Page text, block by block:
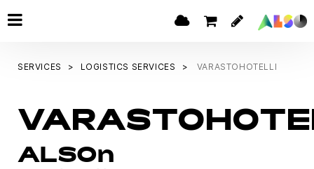
SERVICES LOGISTICS SERVICES VARASTOHOTELLI
ALSOn